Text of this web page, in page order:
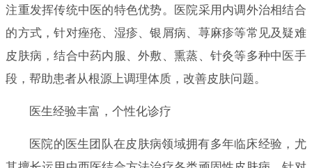
注重发挥传统中医的特色优势。医院采用内调外治相结合
的方式，针对痤疮、湿疹、银屑病、荨麻疹等常见及疑难
皮肤病，结合中药内服、外敷、熏蒸、针灸等多种中医手
段，帮助患者从根源上调理体质，改善皮肤问题。
医生经验丰富，个性化诊疗
医院的医生团队在皮肤病领域拥有多年临床经验，尤